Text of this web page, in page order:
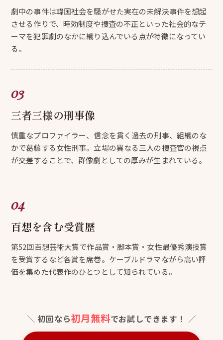
劇中の事件は韓国社会を騒がせた実在の未解決事件を想起
させる作りで、時効制度や捜査の不正といった社会的なテ
ーマを犯罪劇のなかに織り込んでいる点が特徴になってい
る。
三者三様の刑事像
慎重なプロファイラー、信念を貫く過去の刑事、組織のな
かで葛藤する女性刑事。立場の異なる三人の捜査官の視点
が交差することで、群像劇としての厚みが生まれている。
百想を含む受賞歴
第52回百想芸術大賞で作品賞・脚本賞・女性最優秀演技賞
を受賞するなど各賞を席巻。ケーブルドラマながら高い評
価を集めた代表作のひとつとして知られている。
初回なら初月無料でお試しできます！